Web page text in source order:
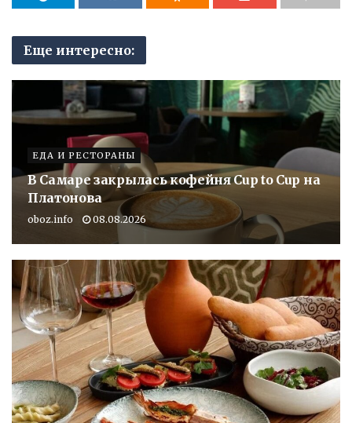
Еще интересно:
ЕДА И РЕСТОРАНЫ
В Самаре закрылась кофейня Cup to Cup на
Платонова
oboz.info 08.08.2026